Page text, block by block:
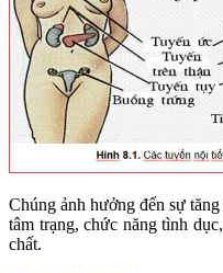
Chúng ảnh hưởng đến sự
tâm trạng, chức năng tình
chất.